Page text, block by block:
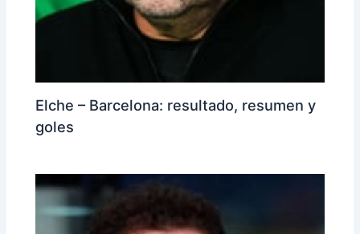
Elche – Barcelona: resultado, resumen y
goles